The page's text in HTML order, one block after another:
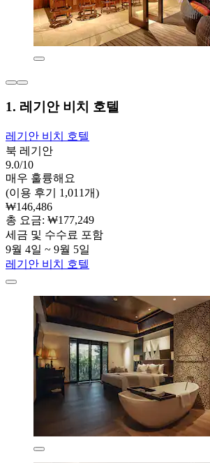
1. 레기안 비치 호텔
레기안 비치 호텔
북 레기안
9.0/10
매우 훌륭해요
(이용 후기 1,011개)
₩146,486
총 요금: ₩177,249
세금 및 수수료 포함
9월 4일 ~ 9월 5일
레기안 비치 호텔